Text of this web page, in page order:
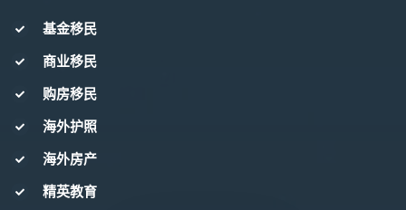
基金移民
商业移民
购房移民
海外护照
海外房产
精英教育